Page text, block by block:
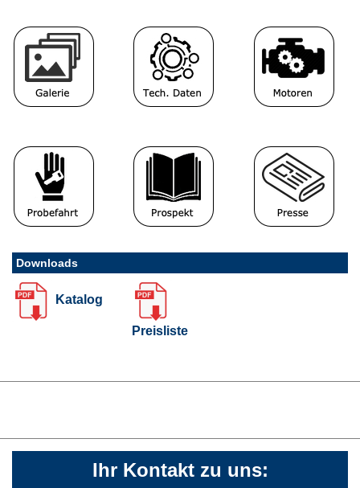
Downloads
Katalog
Preisliste
Ihr Kontakt zu uns: